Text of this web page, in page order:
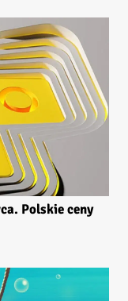
Polskie ceny